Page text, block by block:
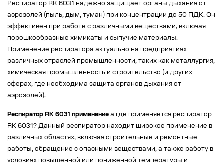
Респиратор RK 6031 надежно защищает органы дыхания от
аэрозолей (пыль, дым, туман) при концентрации до 50 ПДК. Он
эффективен при работе с различными веществами, включая
порошкообразные химикаты и сыпучие материалы.
Применение респиратора актуально на предприятиях
различных отраслей промышленности, таких как металлургия,
химическая промышленность и строительство (и других
сферах, где необходима защита органов дыхания от
аэрозолей).
Респиратор RK 6031 применение а где применяется респиратор
RK 6031? Данный респиратор находит широкое применение в
различных областях, включая строительные и ремонтные
работы, обращение с опасными веществами, а также работу в